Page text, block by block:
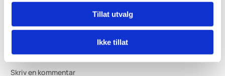
Tillat utvalg
Ikke tillat
E-post:
Kommentar